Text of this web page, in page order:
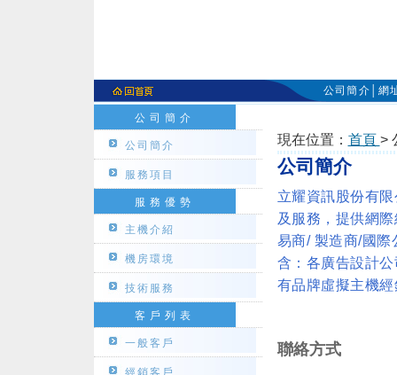
公司簡介 │網
公司簡介
公司簡介
服務項目
服務優勢
主機介紹
機房環境
技術服務
客戶列表
一般客戶
經銷客戶
現在位置： 首頁 >
公司簡介
立耀資訊股份有
及服務，提供網
易商/ 製造商/國
含：各廣告設計
有品牌虛擬主機
聯絡方式